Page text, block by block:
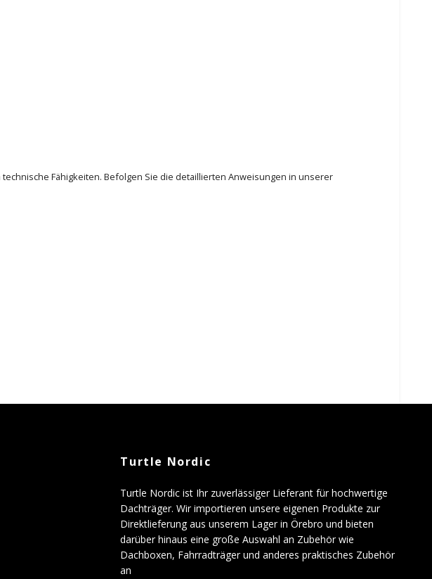
Fähigkeiten. Befolgen Sie die detaillierten Anweisungen in unserer
Turtle Nordic
Turtle Nordic ist Ihr zuverlässiger Lieferant für hochwertige
Dachträger. Wir importieren unsere eigenen Produkte zur
Direktlieferung aus unserem Lager in Örebro und bieten
darüber hinaus eine große Auswahl an Zubehör wie
Dachboxen, Fahrradträger und anderes praktisches Zubehör
an